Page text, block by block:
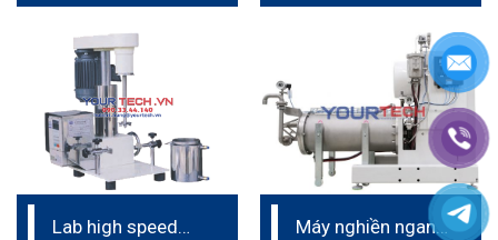
Lab high speed
Máy nghiền ngang